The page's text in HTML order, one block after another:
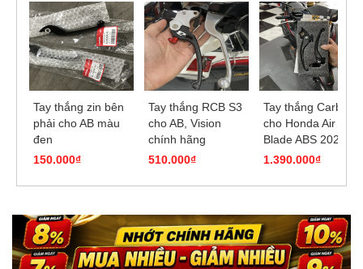
Tay thắng zin bên
phải cho AB màu
đen
150.000₫
Tay thắng RCB S3
cho AB, Vision
chính hãng
510.000₫
Tay thắng Carbon
cho Honda Air
Blade ABS 2020,
PCX
1.390.000₫